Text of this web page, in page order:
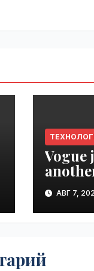
Vogue
world |
АВГ 7,